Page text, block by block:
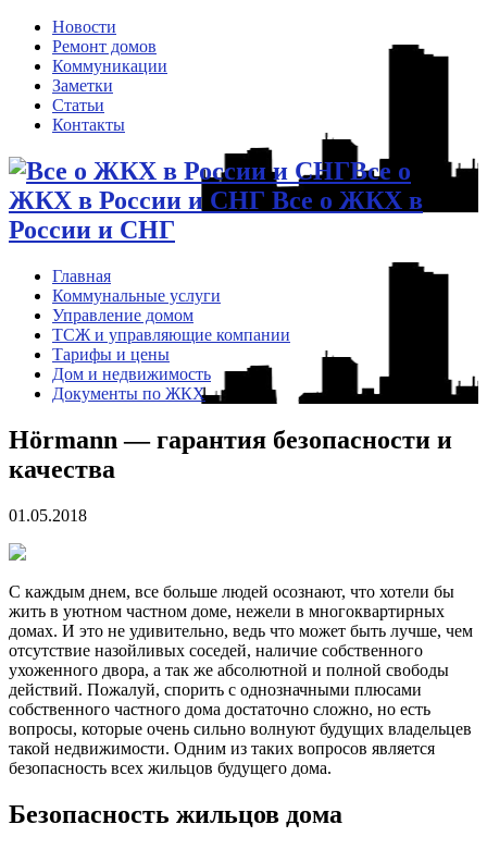
Новости
Ремонт домов
Коммуникации
Заметки
Статьи
Контакты
Все о
ЖКХ в России и СНГ Все о ЖКХ в
России и СНГ
Главная
Коммунальные услуги
Управление домом
ТСЖ и управляющие компании
Тарифы и цены
Дом и недвижимость
Документы по ЖКХ
Hörmann — гарантия безопасности и
качества
01.05.2018
С каждым днем, все больше людей осознают, что хотели бы
жить в уютном частном доме, нежели в многоквартирных
домах. И это не удивительно, ведь что может быть лучше, чем
отсутствие назойливых соседей, наличие собственного
ухоженного двора, а так же абсолютной и полной свободы
действий. Пожалуй, спорить с однозначными плюсами
собственного частного дома достаточно сложно, но есть
вопросы, которые очень сильно волнуют будущих владельцев
такой недвижимости. Одним из таких вопросов является
безопасность всех жильцов будущего дома.
Безопасность жильцов дома